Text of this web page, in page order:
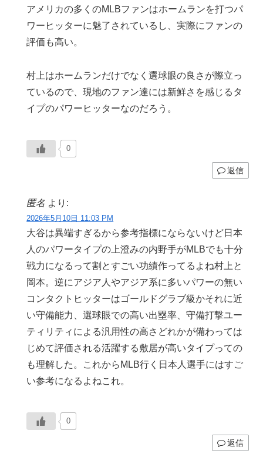
アメリカの多くのMLBファンはホームランを打つパ
ワーヒッターに魅了されているし、実際にファンの
評価も高い。
村上はホームランだけでなく選球眼の良さが際立っ
ているので、現地のファン達には新鮮さを感じるタ
イプのパワーヒッターなのだろう。
0
返信
匿名 より:
2026年5月10日 11:03 PM
大谷は異端すぎるから参考指標にならないけど日本
人のパワータイプの上澄みの内野手がMLBでも十分
戦力になるって割とすごい功績作ってるよね村上と
岡本。逆にアジア人やアジア系に多いパワーの無い
コンタクトヒッターはゴールドグラブ級かそれに近
い守備能力、選球眼での高い出塁率、守備打撃ユー
ティリティによる汎用性の高さどれかが備わっては
じめて評価される活躍する敷居が高いタイプっての
も理解した。これからMLB行く日本人選手にはすご
い参考になるよねこれ。
0
返信